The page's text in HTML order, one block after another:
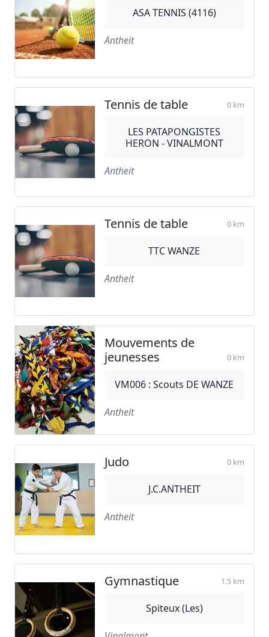
ASA TENNIS (4116)
Antheit
Tennis de table 0 km
LES PATAPONGISTES
HERON - VINALMONT
Antheit
Tennis de table 0 km
TTC WANZE
Antheit
Mouvements de
jeunesses
0 km
VM006 : Scouts DE WANZE
Antheit
Judo 0 km
J.C.ANTHEIT
Antheit
Gymnastique 1.5 km
Spiteux (Les)